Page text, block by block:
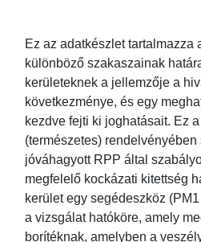
település
Ez az adatkészlet tartalmazza
különböző szakaszainak
kerületeknek a jellemzője a
következménye, és egy
kezdve fejti ki joghatásait. Ez
(természetes)
jóváhagyott RPP által
megfelelő kockázati kitettség
kerület egy segédeszköz
a vizsgálat hatóköre, amely
borítéknak, amelyben a